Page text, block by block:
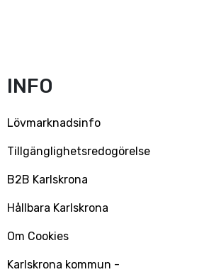
INFO
Lövmarknadsinfo
Tillgänglighetsredogörelse
B2B Karlskrona
Hållbara Karlskrona
Om Cookies
Karlskrona kommun -